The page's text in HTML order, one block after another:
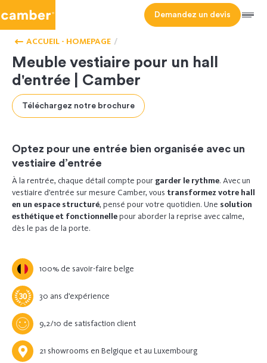
Demandez un devis Menu
ACCUEIL - HOMEPAGE
NOS
MEUBLES
Meuble vestiaire pour un hall
d'entrée | Camber
Téléchargez notre brochure
Optez pour une entrée bien organisée avec un
vestiaire d’entrée
À la rentrée, chaque détail compte pour garder le rythme. Avec un
vestiaire d’entrée sur mesure Camber, vous transformez votre hall
en un espace structuré, pensé pour votre quotidien. Une solution
esthétique et fonctionnellepour aborder la reprise avec calme,
dès le pas de la porte.
100% de savoir-faire belge
30 ans d’expérience
9,2/10 de satisfaction client
21 showrooms en Belgique et au Luxembourg